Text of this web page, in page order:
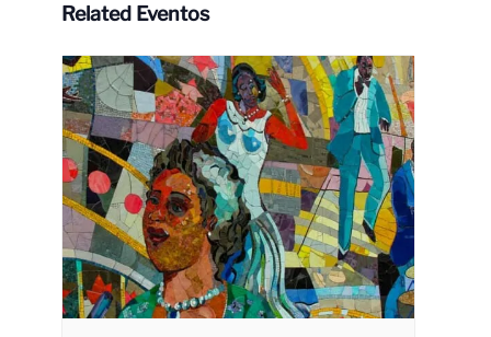
Related Eventos